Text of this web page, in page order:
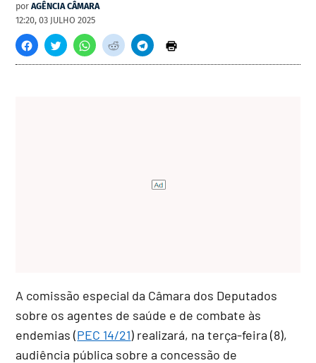
por AGÊNCIA CÂMARA
12:20, 03 JULHO 2025
A comissão especial da Câmara dos Deputados
sobre os agentes de saúde e de combate às
endemias (PEC 14/21) realizará, na terça-feira (8),
audiência pública sobre a concessão de